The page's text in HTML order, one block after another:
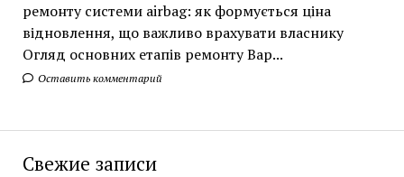
ремонту системи airbag: як формується ціна
відновлення, що важливо врахувати власнику
Огляд основних етапів ремонту Вар...
Оставить комментарий
Свежие записи